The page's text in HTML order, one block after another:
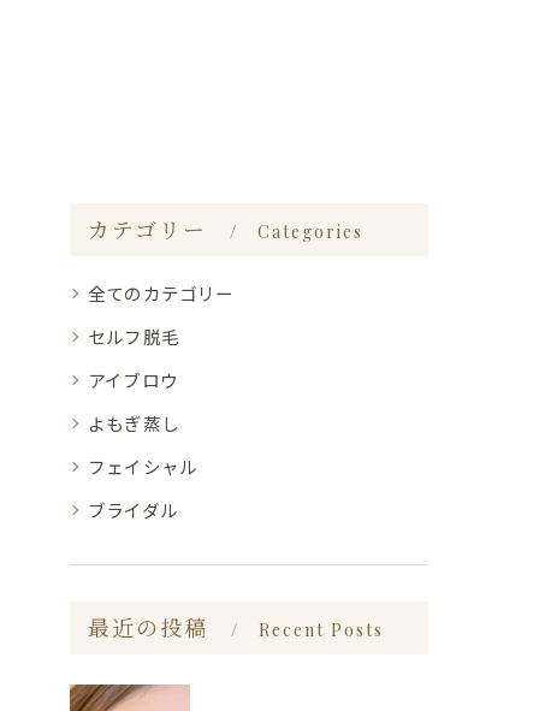
カテゴリー Categories
全てのカテゴリー
セルフ脱毛
アイブロウ
よもぎ蒸し
フェイシャル
ブライダル
最近の投稿 Recent Posts